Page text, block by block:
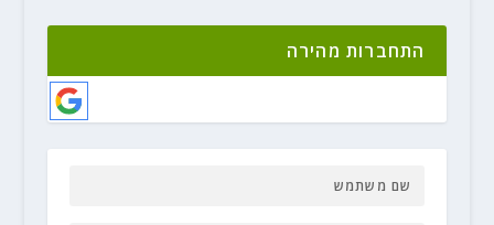
התחברות מהירה